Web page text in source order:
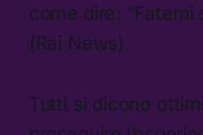
come dire: “Fatemi
(Rai News)
Tutti si dicono